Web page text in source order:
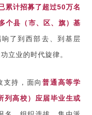
累计招募了超过50万名
个县（市、区、旗）基
了到西部去、到基层
立业的时代旋律。
支持，面向普通高等学
列高校）应届毕业生或